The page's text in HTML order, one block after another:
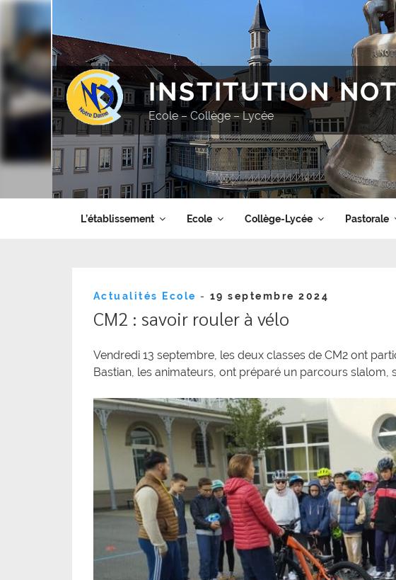
Aller
contenu
principal
INSTITUTION
Ecole – Collège – Lycée
L’établissement Ecole Collège-Lycée Pastorale
Actualités Ecole - Publié
19 septembre 2024
CM2 : savoir rouler à vélo
Vendredi 13 septembre, les deux classes de CM2 ont
Bastian, les animateurs, ont préparé un parcours slalom,